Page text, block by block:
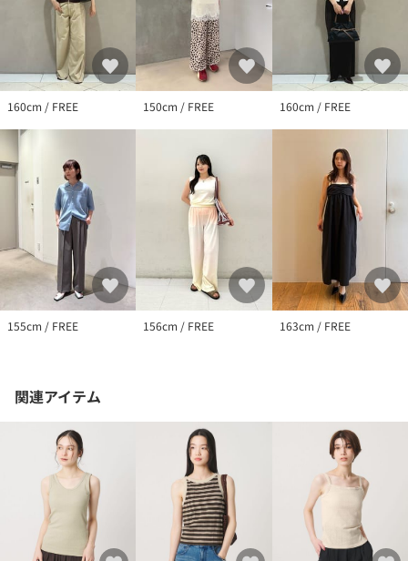
160cm / FREE 150cm / FREE 160cm / FREE
155cm / FREE 156cm / FREE 163cm / FREE
関連アイテム